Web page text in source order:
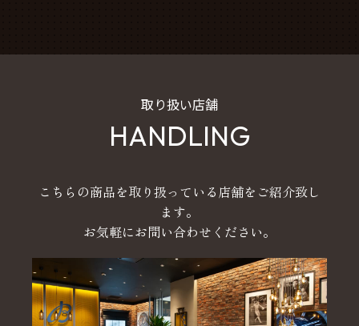
取り扱い店舗
HANDLING
こちらの商品を取り扱っている店舗をご紹介致し
ます。
お気軽にお問い合わせください。